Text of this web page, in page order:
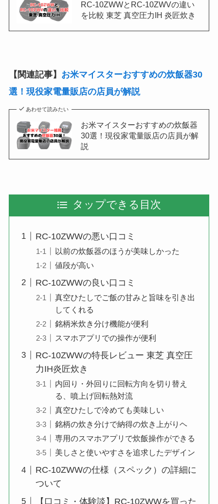
RC-10ZWWとRC-10ZWVの違い
を比較 東芝 真空圧力IH 炎匠炊き
【関連記事】 お米マイスターおすすめの炊飯器30
選！現役家電量販店の店員が解説
あわせて読みたい
お米マイスターおすすめの炊飯器
30選！現役家電量販店の店員が解
説
タップできる目次
RC-10ZWWの悪い口コミ
以前の炊飯器のほうが美味しかった
値段が高い
RC-10ZWWの良い口コミ
真空ひたしでご飯の甘みと旨味を引き出
してくれる
銘柄米炊き分け機能が便利
スマホアプリでの操作が便利
RC-10ZWWの特長レビュー 東芝 真空圧
力IH炎匠炊き
内回り・外回りに回転方向を切り替え
る、噴上げ回転熱対流
真空ひたしで冷めても美味しい
銘柄の炊き分けで納得の炊き上がりヘ
専用のスマホアプリで炊飯操作ができる
美しさと使いやすさを追求したデザイン
RC-10ZWWの仕様（スペック）の詳細に
ついて
【口コミ・体験談】RC-10ZWWを買った